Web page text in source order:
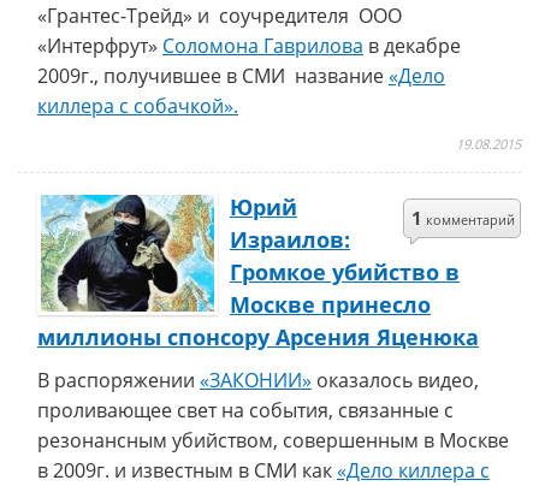
«Грантес-Трейд» и соучредителя ООО
«Интерфрут» Соломона Гаврилова в декабре
2009г., получившее в СМИ название«Дело
киллера с собачкой».
19.08.2015
1 комментарий
Юрий
Израилов:
Громкое убийство в
Москве принесло
миллионы спонсору Арсения Яценюка
В распоряжении «ЗАКОНИИ» оказалось видео,
проливающее свет на события, связанные с
резонансным убийством, совершенным в Москве
в 2009г. и известным в СМИ как«Дело киллера с